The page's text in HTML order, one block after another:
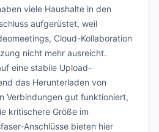
viele Haushalte in den
aufgerüstet, weil
Cloud-Kollaboration
nicht mehr ausreicht.
eine stabile Upload-
das Herunterladen von
Verbindungen gut funktioniert,
kritischere Größe im
Anschlüsse bieten hier